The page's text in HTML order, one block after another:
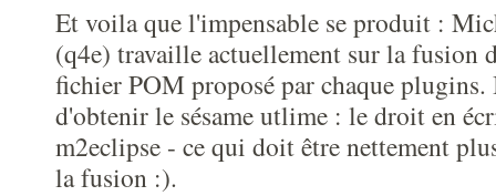
Et voila que l'impensable se produit :
(q4e) travaille actuellement sur la fusion
fichier POM proposé par chaque
d'obtenir le sésame utlime : le droit en
m2eclipse - ce qui doit être nettement
la fusion :).